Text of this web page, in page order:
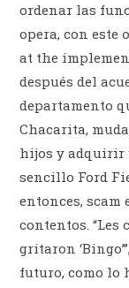
ordenar las
opera, con este
at the
después del
departamento
Chacarita,
hijos y adquirir
sencillo Ford
entonces,
contentos. “Les
gritaron
futuro, como lo